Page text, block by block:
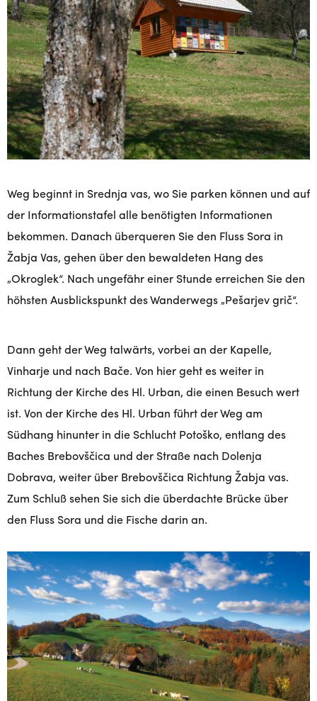
Weg beginnt in Srednja vas, wo Sie parken können und auf
der Informationstafel alle benötigten Informationen
bekommen. Danach überqueren Sie den Fluss Sora in
Žabja Vas, gehen über den bewaldeten Hang des
„Okroglek“. Nach ungefähr einer Stunde erreichen Sie den
höhsten Ausblickspunkt des Wanderwegs „Pešarjev grič“.
Dann geht der Weg talwärts, vorbei an der Kapelle,
Vinharje und nach Bače. Von hier geht es weiter in
Richtung der Kirche des Hl. Urban, die einen Besuch wert
ist. Von der Kirche des Hl. Urban führt der Weg am
Südhang hinunter in die Schlucht Potoško, entlang des
Baches Brebovščica und der Straße nach Dolenja
Dobrava, weiter über Brebovščica Richtung Žabja vas.
Zum Schluß sehen Sie sich die überdachte Brücke über
den Fluss Sora und die Fische darin an.